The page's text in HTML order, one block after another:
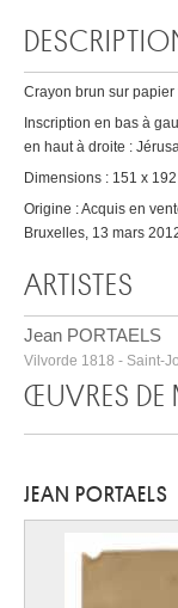
Crayon brun sur papier
Inscription en bas à
en haut à droite :
Dimensions : 151 x
Origine : Acquis en
Bruxelles, 13 mars
ARTISTES
Jean PORTAELS
Vilvorde 1818 - Saint-
ŒUVRES DE
JEAN PORTAELS